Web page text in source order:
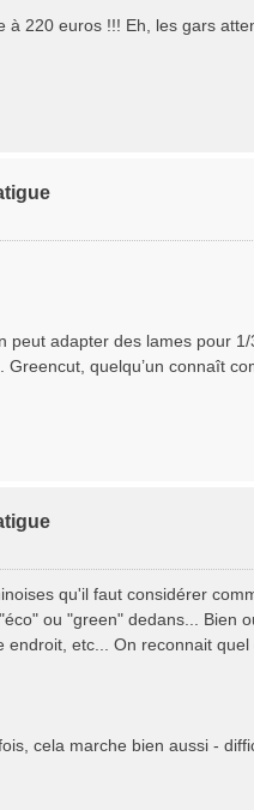
220 euros !!! Eh, les gars
adapter des lames pour
quelqu’un connaît
qu'il faut considérer
ou "green" dedans... Bien
etc... On reconnait
cela marche bien aussi -